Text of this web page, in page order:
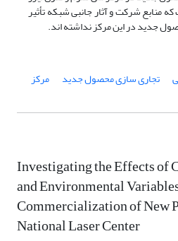
که منابع شرکت و آثار جانبی شبکه تأثیر
جدید در این مرکز نداشته اند.
تجاری سازی محصول جدید مرکز
Investigating the Effects of
and Environmental
Commercialization of New
National Laser Center